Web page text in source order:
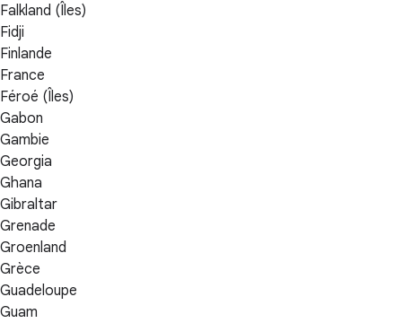
Falkland (Îles)
Fidji
Finlande
France
Féroé (Îles)
Gabon
Gambie
Georgia
Ghana
Gibraltar
Grenade
Groenland
Grèce
Guadeloupe
Guam